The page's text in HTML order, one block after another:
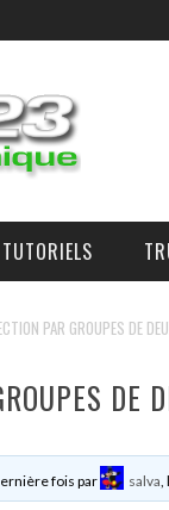
TUTORIELS
PAR GROUPES DE
DE
fois par salva,